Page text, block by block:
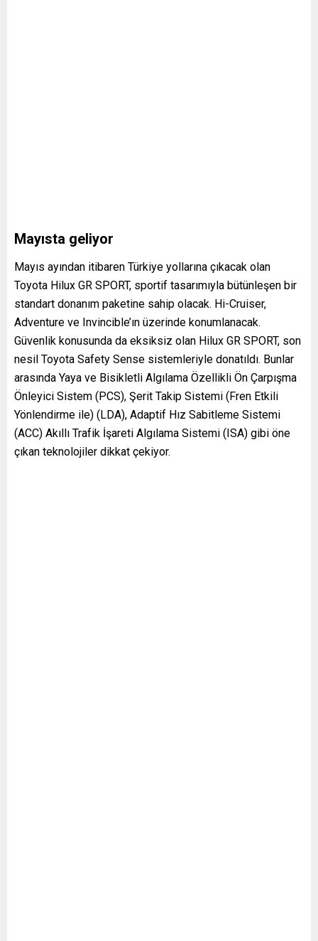
Mayısta geliyor
Mayıs ayından itibaren Türkiye yollarına çıkacak olan
Toyota Hilux GR SPORT, sportif tasarımıyla bütünleşen bir
standart donanım paketine sahip olacak. Hi-Cruiser,
Adventure ve Invincible’ın üzerinde konumlanacak.
Güvenlik konusunda da eksiksiz olan Hilux GR SPORT, son
nesil Toyota Safety Sense sistemleriyle donatıldı. Bunlar
arasında Yaya ve Bisikletli Algılama Özellikli Ön Çarpışma
Önleyici Sistem (PCS), Şerit Takip Sistemi (Fren Etkili
Yönlendirme ile) (LDA), Adaptif Hız Sabitleme Sistemi
(ACC) Akıllı Trafik İşareti Algılama Sistemi (ISA) gibi öne
çıkan teknolojiler dikkat çekiyor.